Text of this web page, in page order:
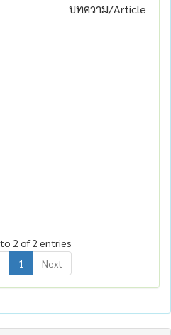
บทความ/Article
2 of 2 entries
1 Next